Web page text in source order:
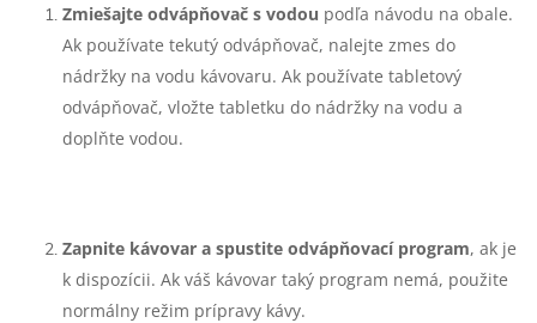
Zmiešajte odvápňovač s vodou podľa návodu na obale.
Ak používate tekutý odvápňovač, nalejte zmes do
nádržky na vodu kávovaru. Ak používate tabletový
odvápňovač, vložte tabletku do nádržky na vodu a
doplňte vodou.
Zapnite kávovar a spustite odvápňovací program, ak je
k dispozícii. Ak váš kávovar taký program nemá, použite
normálny režim prípravy kávy.